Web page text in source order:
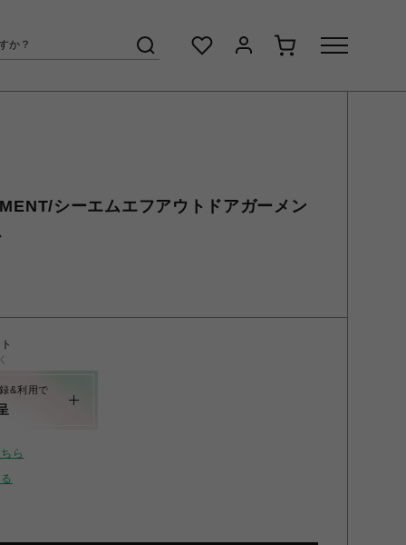
シーエムエフアウトドアガーメン
&利用で
ら